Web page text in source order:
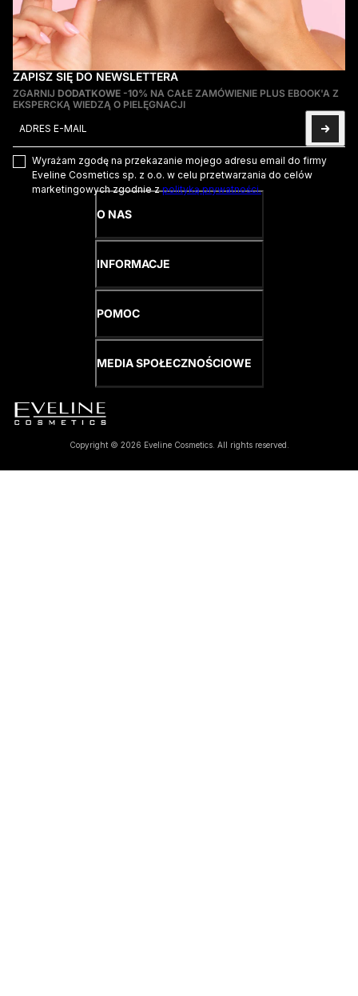
ZAPISZ SIĘ DO NEWSLETTERA
ZGARNIJ DODATKOWE -10% NA CAŁE ZAMÓWIENIE PLUS EBOOK'A Z
EKSPERCKĄ WIEDZĄ O PIELĘGNACJI
Wyrażam zgodę na przekazanie mojego adresu email do firmy
Eveline Cosmetics sp. z o.o. w celu przetwarzania do celów
marketingowych zgodnie zpolityką prywatności.
Ta strona jest chroniona przez hCaptcha i obowiązują na niej
O NAS
INFORMACJE
POMOC
MEDIA SPOŁECZNOŚCIOWE
Copyright © 2026 Eveline Cosmetics. All rights reserved.